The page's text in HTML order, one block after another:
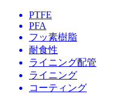
PTFE
PFA
フッ素樹脂
耐食性
ライニング配管
ライニング
コーティング